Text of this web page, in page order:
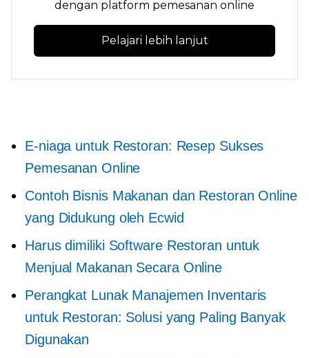
dengan platform pemesanan online
Pelajari lebih lanjut
E-niaga untuk Restoran: Resep Sukses
Pemesanan Online
Contoh Bisnis Makanan dan Restoran Online
yang Didukung oleh Ecwid
Harus dimilikiSoftware Restoran untuk
Menjual Makanan Secara Online
Perangkat Lunak Manajemen Inventaris
untuk Restoran: Solusi yang Paling Banyak
Digunakan